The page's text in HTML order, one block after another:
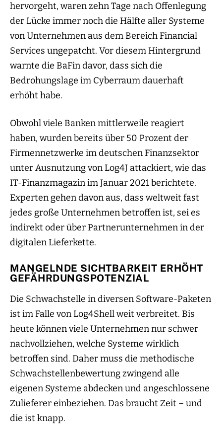
hervorgeht, waren zehn Tage nach Offenlegung
der Lücke immer noch die Hälfte aller Systeme
von Unternehmen aus dem Bereich Financial
Services ungepatcht. Vor diesem Hintergrund
warnte die BaFin davor, dass sich die
Bedrohungslage im Cyberraum dauerhaft
erhöht habe.
Obwohl viele Banken mittlerweile reagiert
haben, wurden bereits über 50 Prozent der
Firmennetzwerke im deutschen Finanzsektor
unter Ausnutzung von Log4J attackiert, wie das
IT-Finanzmagazin im Januar 2021 berichtete.
Experten gehen davon aus, dass weltweit fast
jedes große Unternehmen betroffen ist, sei es
indirekt oder über Partnerunternehmen in der
digitalen Lieferkette.
MANGELNDE SICHTBARKEIT ERHÖHT
GEFÄHRDUNGSPOTENZIAL
Die Schwachstelle in diversen Software-Paketen
ist im Falle von Log4Shell weit verbreitet. Bis
heute können viele Unternehmen nur schwer
nachvollziehen, welche Systeme wirklich
betroffen sind. Daher muss die methodische
Schwachstellenbewertung zwingend alle
eigenen Systeme abdecken und angeschlossene
Zulieferer einbeziehen. Das braucht Zeit – und
die ist knapp.